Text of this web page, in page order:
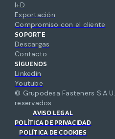
I+D
Exportación
Compromiso con el cliente
SOPORTE
Descargas
Contacto
SÍGUENOS
Linkedin
Youtube
© Grupodesa Fasteners S.A.U.
reservados
AVISO LEGAL
POLÍTICA DE PRIVACIDAD
POLÍTICA DE COOKIES